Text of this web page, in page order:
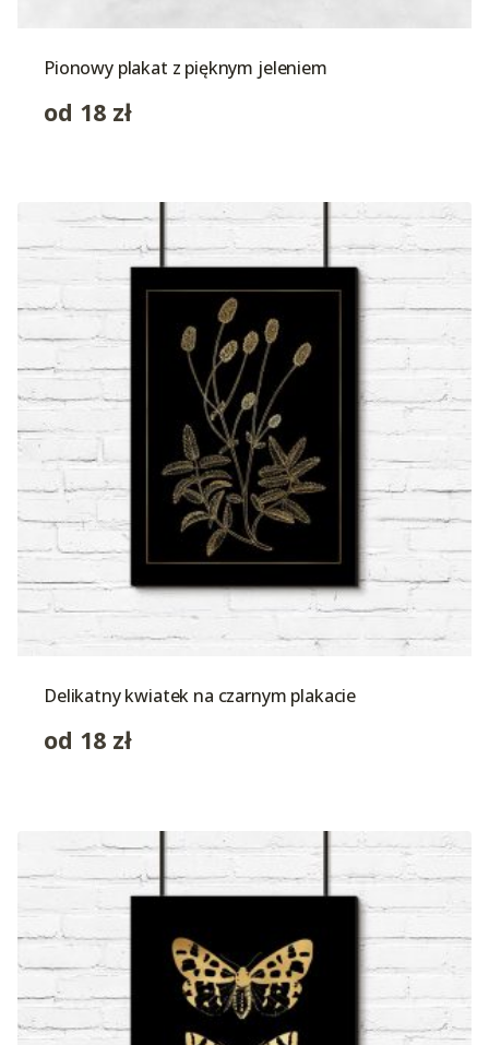
Pionowy plakat z pięknym jeleniem
od 18 zł
Delikatny kwiatek na czarnym plakacie
od 18 zł